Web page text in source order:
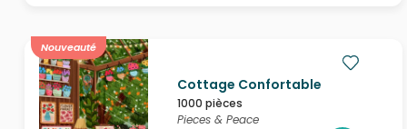
Nouveauté
Cottage Confortable
1000 pièces
Pieces & Peace